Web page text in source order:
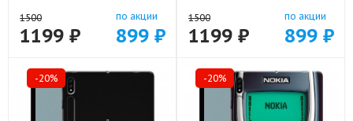
1500
1199 ₽
по акции
899 ₽
1500
1199 ₽
по акции
899 ₽
-20% -20%